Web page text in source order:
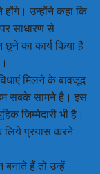
उन्होंने कहा कि
साधारण से
का कार्य किया है
मिलने के बावजूद
सबके सामने है। इस
जिम्मेदारी भी है।
लिये प्रयास करने
बनाते हैं तो उन्हें